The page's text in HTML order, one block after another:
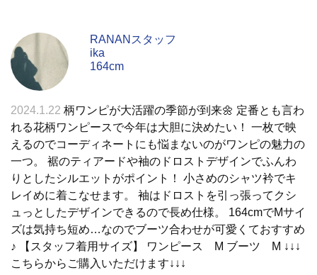
RANANスタッフ
ika
164cm
2024.1.22 柄ワンピが大活躍の季節が到来🌼 定番とも言わ
れる花柄ワンピースで今年は大胆に決めたい！ 一枚で映
えるのでコーディネートにも悩まないのがワンピの魅力の
一つ。 裾のティアードや袖のドロストデザインでふんわ
りとしたシルエットがポイント！ 小さめのシャツ衿でキ
レイめに着こなせます。 袖はドロストを引っ張ってクシ
ュっとしたデザインできるので長め仕様。 164cmでMサイ
ズは気持ち短め…なのでブーツ合わせが可愛くておすすめ
♪ 【スタッフ着用サイズ】 ワンピース M ブーツ M ↓↓↓
こちらからご購入いただけます↓↓↓